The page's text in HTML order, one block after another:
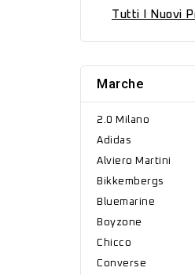
Tutti I Nuovi
Marche
2.0 Milano
Adidas
Alviero Martini
Bikkembergs
Bluemarine
Boyzone
Chicco
Converse